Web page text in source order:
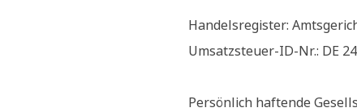
Handelsregister:
Umsatzsteuer-ID-Nr.: DE
Persönlich haftende